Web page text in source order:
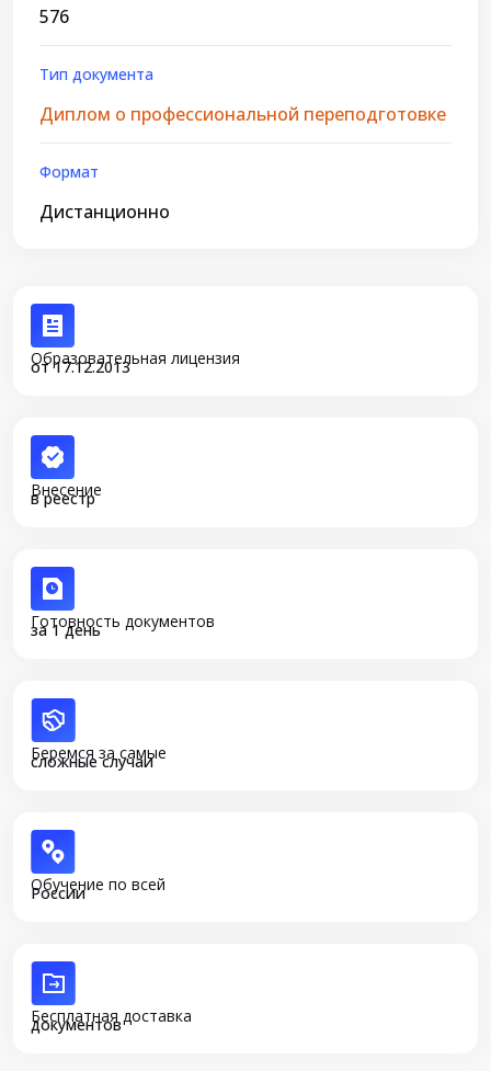
576
Тип документа
Диплом о профессиональной переподготовке
Формат
Дистанционно
Образовательная лицензия
от 17.12.2013
Внесение
в реестр
Готовность документов
за 1 день
Беремся за самые
сложные случаи
Обучение по всей
России
Бесплатная доставка
документов